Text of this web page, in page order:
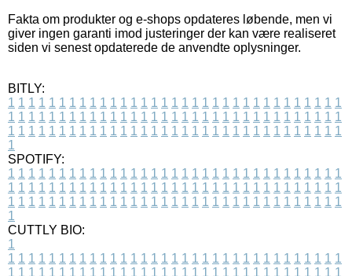
Fakta om produkter og e-shops opdateres løbende, men vi
giver ingen garanti imod justeringer der kan være realiseret
siden vi senest opdaterede de anvendte oplysninger.
BITLY:
1 1 1 1 1 1 1 1 1 1 1 1 1 1 1 1 1 1 1 1 1 1 1 1 1 1 1 1 1 1 1 1 1
1 1 1 1 1 1 1 1 1 1 1 1 1 1 1 1 1 1 1 1 1 1 1 1 1 1 1 1 1 1 1 1 1
1 1 1 1 1 1 1 1 1 1 1 1 1 1 1 1 1 1 1 1 1 1 1 1 1 1 1 1 1 1 1 1 1
1
SPOTIFY:
1 1 1 1 1 1 1 1 1 1 1 1 1 1 1 1 1 1 1 1 1 1 1 1 1 1 1 1 1 1 1 1 1
1 1 1 1 1 1 1 1 1 1 1 1 1 1 1 1 1 1 1 1 1 1 1 1 1 1 1 1 1 1 1 1 1
1 1 1 1 1 1 1 1 1 1 1 1 1 1 1 1 1 1 1 1 1 1 1 1 1 1 1 1 1 1 1 1 1
1
CUTTLY BIO:
1
1 1 1 1 1 1 1 1 1 1 1 1 1 1 1 1 1 1 1 1 1 1 1 1 1 1 1 1 1 1 1 1 1
1 1 1 1 1 1 1 1 1 1 1 1 1 1 1 1 1 1 1 1 1 1 1 1 1 1 1 1 1 1 1 1 1